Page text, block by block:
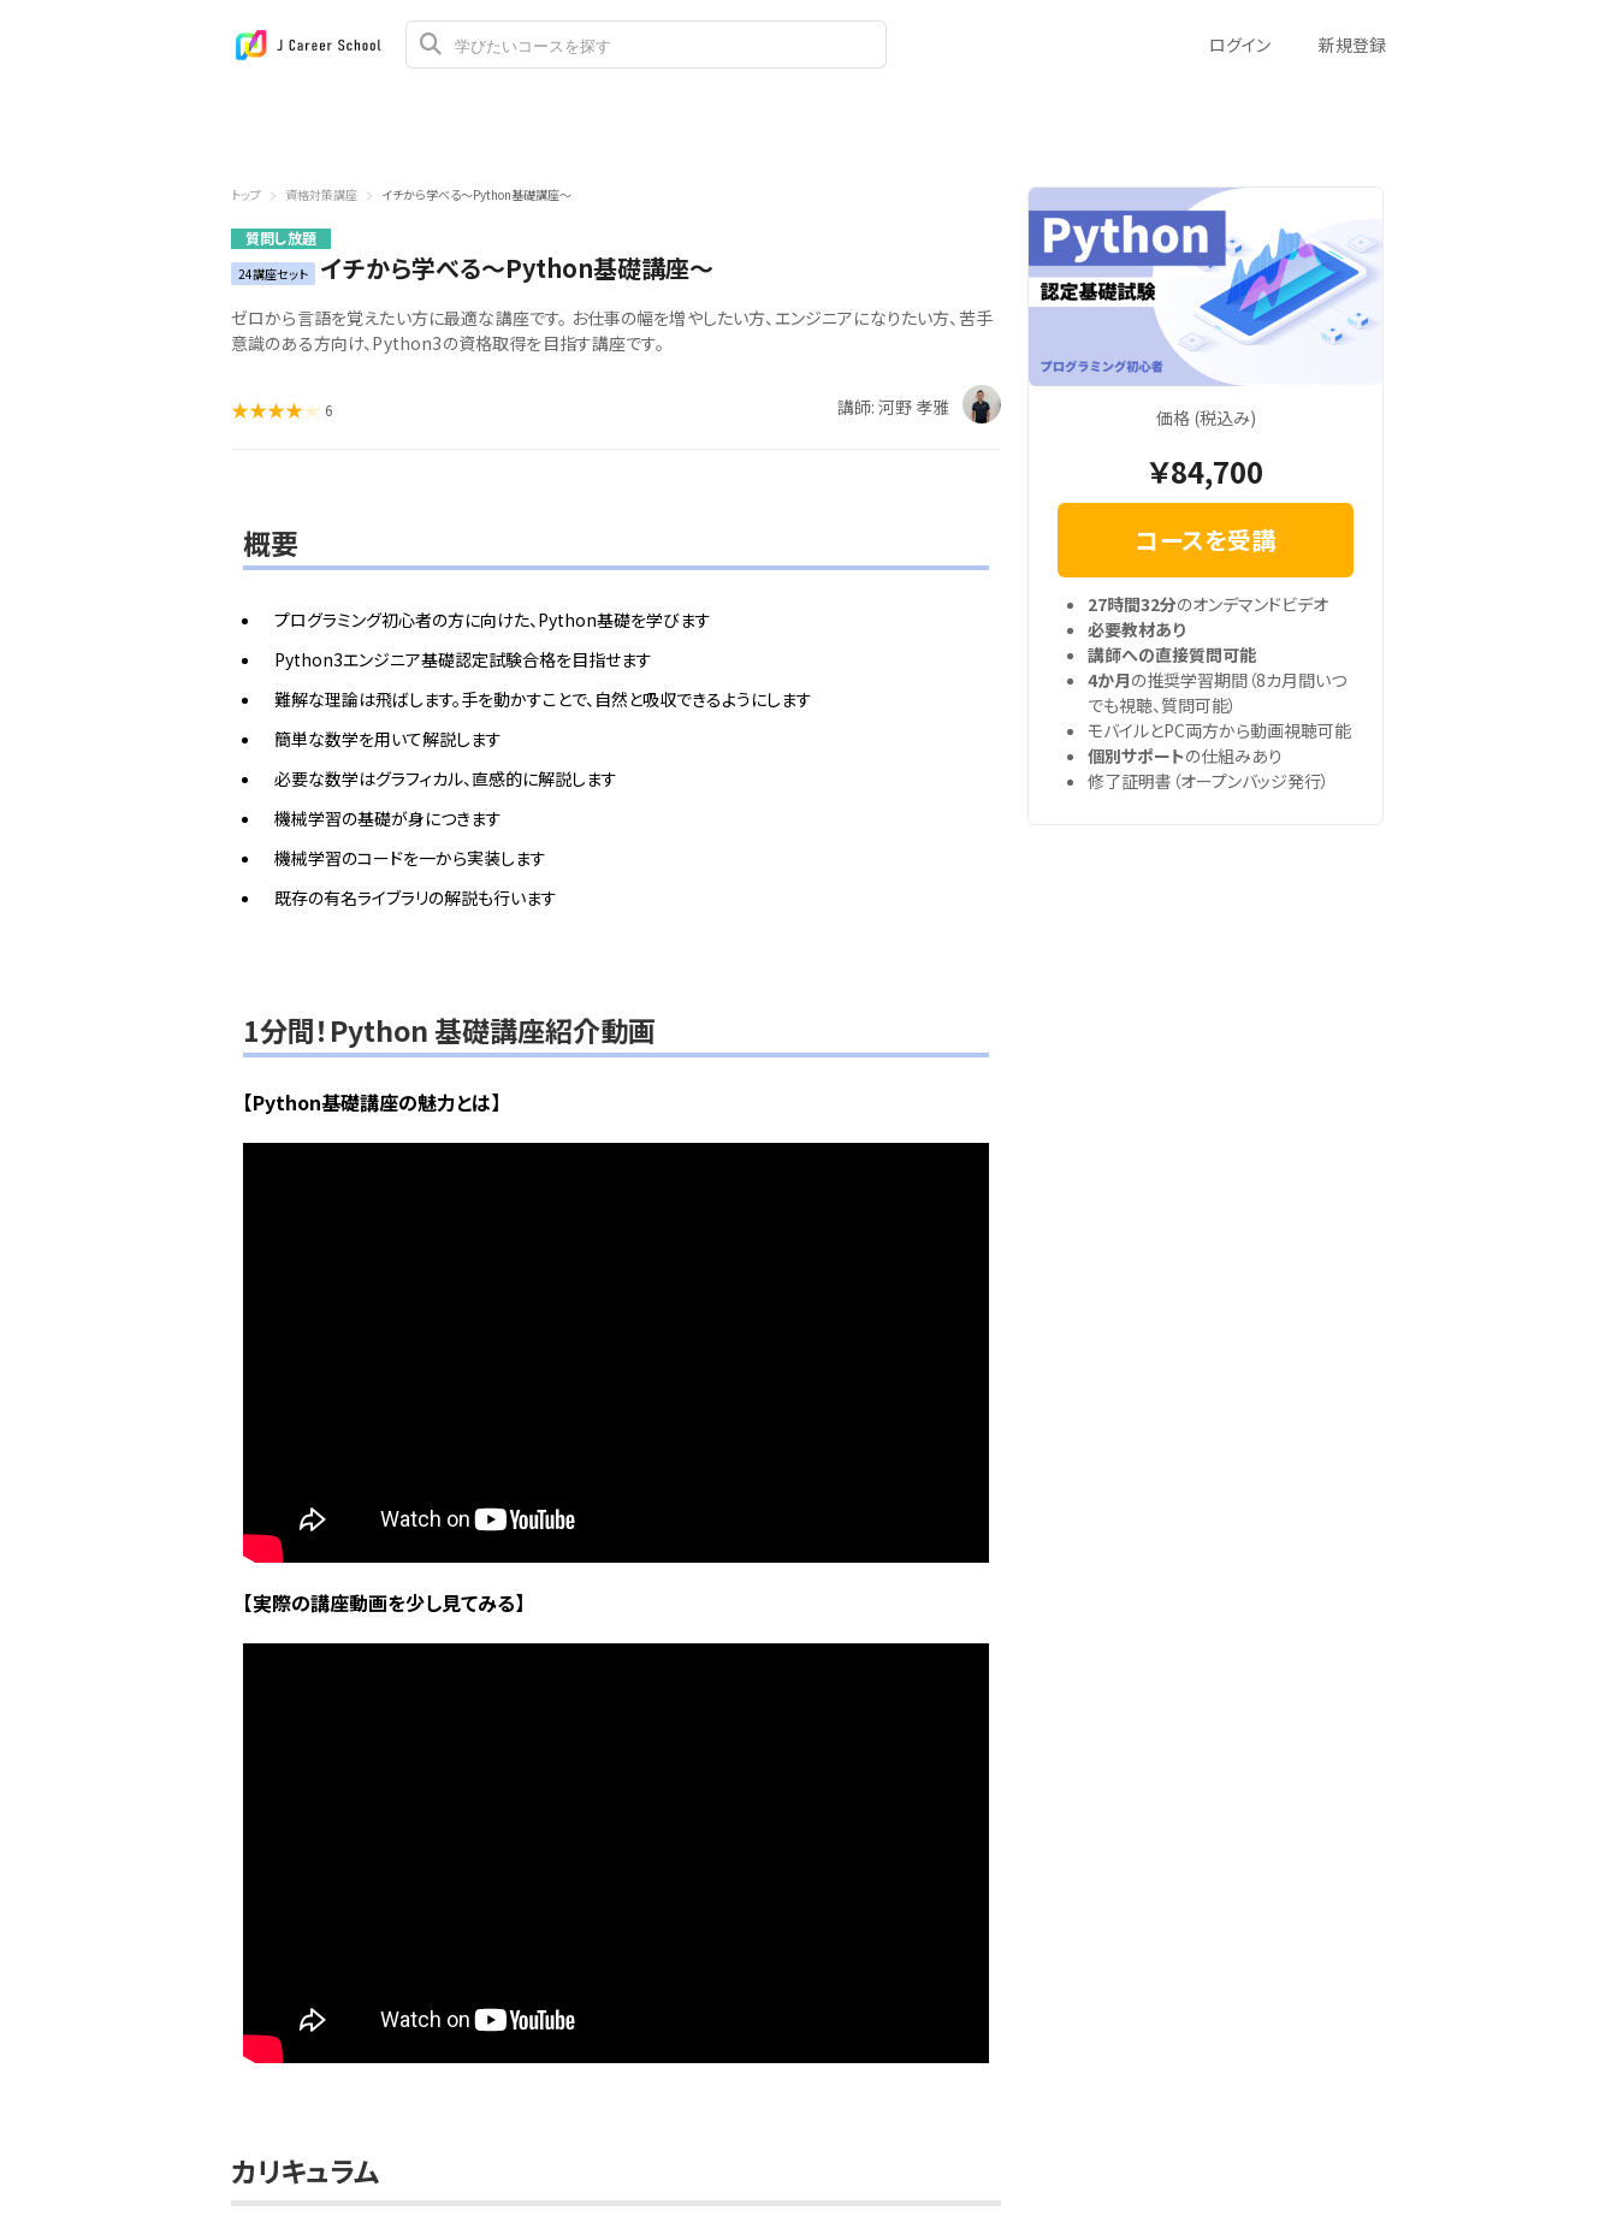
ログイン
ログイン
新規登録
トップ 資格対策講座 イチから学べる～Python基礎講座～
質問し放題
24講座セット イチから学べる～Python基礎講座～
ゼロから言語を覚えたい方に最適な講座です。 お仕事の幅を増やしたい方、エンジニアになりたい方、苦手
意識のある方向け、Python3の資格取得を目指す講座です。
6 講師: 河野 孝雅
概要
プログラミング初心者の方に向けた、Python基礎を学びます
Python3エンジニア基礎認定試験合格を目指せます
難解な理論は飛ばします。手を動かすことで、自然と吸収できるようにします
簡単な数学を用いて解説します
必要な数学はグラフィカル、直感的に解説します
機械学習の基礎が身につきます
機械学習のコードを一から実装します
既存の有名ライブラリの解説も行います
1分間！Python 基礎講座紹介動画
【Python基礎講座の魅力とは】
【実際の講座動画を少し見てみる】
カリキュラム
価格 (税込み)
￥84,700
コースを受講
27時間32分のオンデマンドビデオ
必要教材あり
講師への直接質問可能
4か月の推奨学習期間（8カ月間いつ
でも視聴、質問可能）
モバイルとPC両方から動画視聴可能
個別サポートの仕組みあり
修了証明書（オープンバッジ発行）